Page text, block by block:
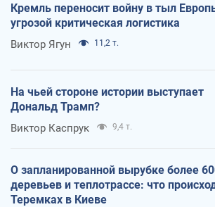
Кремль переносит войну в тыл
угрозой критическая логистика
Виктор Ягун 11,2 т.
На чьей стороне истории выступает
Дональд Трамп?
Виктор Каспрук 9,4 т.
О запланированной вырубке более
деревьев и теплотрассе: что
Теремках в Киеве